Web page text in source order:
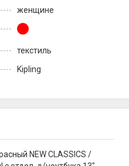
женщине
текстиль
Kipling
NEW CLASSICS /